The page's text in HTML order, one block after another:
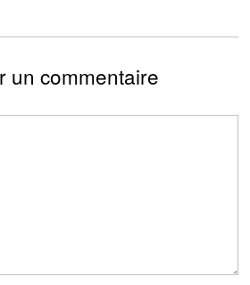
un commentaire